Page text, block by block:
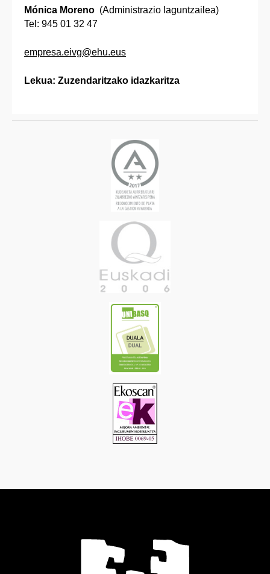
Mónica Moreno (Administrazio laguntzailea)
Tel: 945 01 32 47
empresa.eivg@ehu.eus
Lekua: Zuzendaritzako idazkaritza